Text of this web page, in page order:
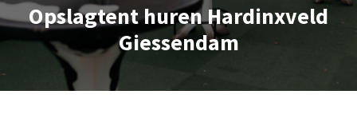
Opslagtent huren Hardinxveld
Giessendam